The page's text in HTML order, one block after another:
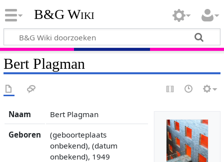
B&G Wiki
Bert Plagman
Naam Bert Plagman
Geboren
(geboorteplaats
onbekend), (datum
onbekend), 1949